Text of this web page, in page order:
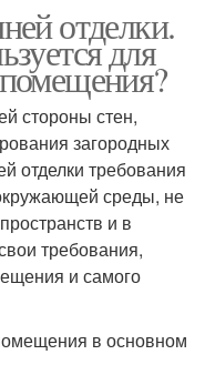
отделки.
для
стороны стен,
загородных
отделки требования
среды, не
и в
требования,
и самого
в основном